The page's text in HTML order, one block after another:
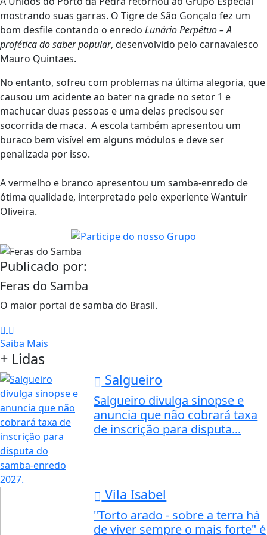
mostrando suas garras. O Tigre de São Gonçalo fez um
bom desfile contando o enredo Lunário Perpétuo – A
profética do saber popular, desenvolvido pelo carnavalesco
Mauro Quintaes.
No entanto, sofreu com problemas na última alegoria, que
causou um acidente ao bater na grade no setor 1 e
machucar duas pessoas e uma delas precisou ser
socorrida de maca. A escola também apresentou um
buraco bem visível em alguns módulos e deve ser
penalizada por isso.
A vermelho e branco apresentou um samba-enredo de
ótima qualidade, interpretado pelo experiente Wantuir
Oliveira.
Publicado por:
Feras do Samba
O maior portal de samba do Brasil.
Saiba Mais
+ Lidas
Salgueiro
Salgueiro divulga sinopse e
anuncia que não cobrará taxa
de inscrição para disputa...
Vila Isabel
"Torto arado - sobre a terra há
de viver sempre o mais forte" é